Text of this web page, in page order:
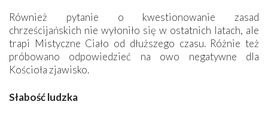
Również pytanie o kwestionowanie zasad
chrześcijańskich nie wyłoniło się w ostatnich latach, ale
trapi Mistyczne Ciało od dłuższego czasu. Różnie też
próbowano odpowiedzieć na owo negatywne dla
Kościoła zjawisko.
Słabość ludzka